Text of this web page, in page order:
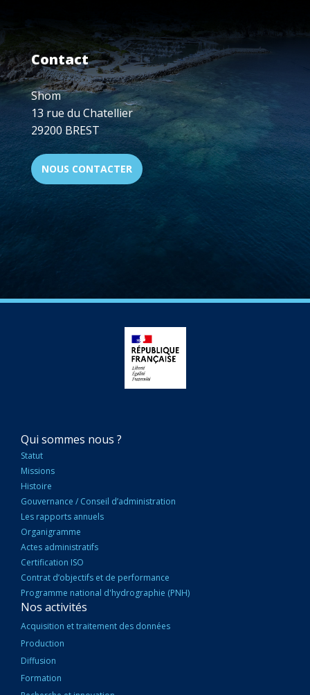
Contact
Shom
13 rue du Chatellier
29200 BREST
NOUS CONTACTER
NAVIGATION
PRINCIPALE
Qui sommes nous ?
Statut
Missions
Histoire
Gouvernance / Conseil d’administration
Les rapports annuels
Organigramme
Actes administratifs
Certification ISO
Contrat d’objectifs et de performance
Programme national d'hydrographie (PNH)
Nos activités
Acquisition et traitement des données
Production
Diffusion
Formation